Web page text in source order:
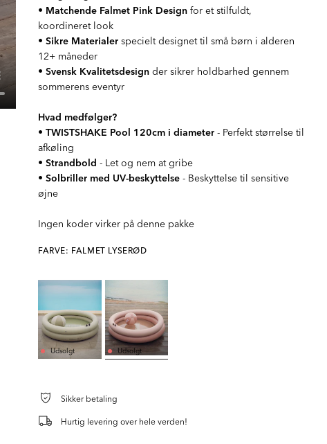
• Matchende Falmet Pink Design for et stilfuldt,
koordineret look
• Sikre Materialer specielt designet til små børn i alderen
12+ måneder
• Svensk Kvalitetsdesign der sikrer holdbarhed gennem
sommerens eventyr
Hvad medfølger?
• TWISTSHAKE Pool 120cm i diameter - Perfekt størrelse til
afkøling
• Strandbold - Let og nem at gribe
• Solbriller med UV-beskyttelse - Beskyttelse til sensitive
øjne
Ingen koder virker på denne pakke
FARVE: FALMET LYSERØD
Udsolgt Udsolgt
Sikker betaling
Hurtig levering over hele verden!